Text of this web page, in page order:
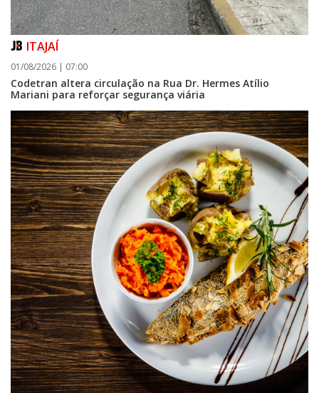
ITAJAÍ
01/08/2026 | 07:00
Codetran altera circulação na Rua Dr. Hermes Atílio
Mariani para reforçar segurança viária